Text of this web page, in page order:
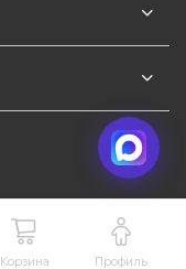
Корзина Профиль